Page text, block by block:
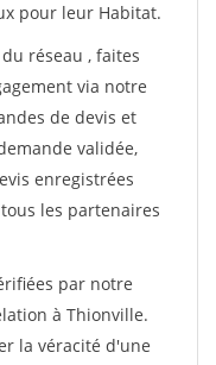
pour leur Habitat.
réseau , faites
via notre
de devis et
validée,
enregistrées
les partenaires
par notre
à Thionville.
la véracité d'une